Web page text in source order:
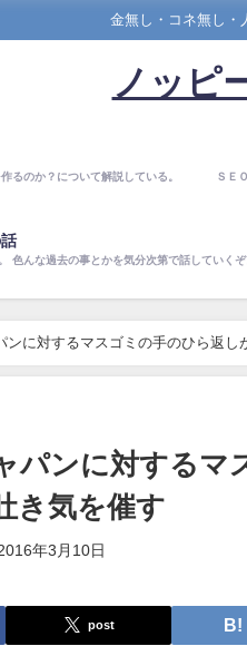
金無し・コネ無し・
ノッピ
るのか？について解説している。 ＳＥ
色んな過去の事とかを気分次第で話していくぞ
ンに対するマスゴミの手のひら返し
パンに対するマ
き気を催す
年3月10日
post